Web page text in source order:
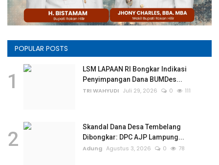
POPULAR POSTS
1
LSM LAPAAN RI Bongkar Indikasi
Penyimpangan Dana BUMDes...
TRI WAHYUDI Juli 29, 2026 0 111
2
Skandal Dana Desa Tembelang
Dibongkar: DPC AJP Lampung...
Adung Agustus 3, 2026 0 78